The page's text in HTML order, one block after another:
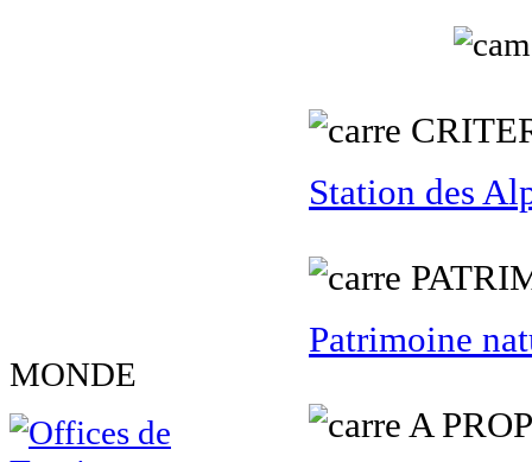
MONDE
C
Station des
Patrimoine
A